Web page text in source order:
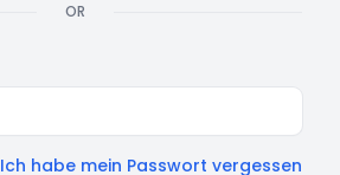
OR
Ich habe mein Passwort vergessen